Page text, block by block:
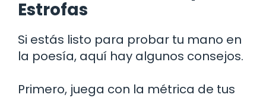
Estrofas
Si estás listo para probar tu mano en
la poesía, aquí hay algunos consejos.
Primero, juega con la métrica de tus